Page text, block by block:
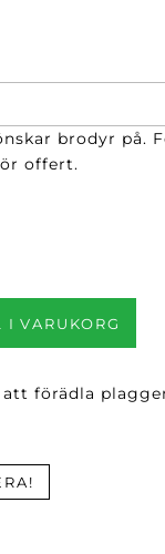
brodyr på.
offert.
I VARUKORG
förädla